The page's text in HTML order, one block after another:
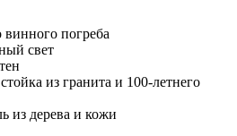
погреба
свет
из гранита и 100-летнего
из дерева и кожи